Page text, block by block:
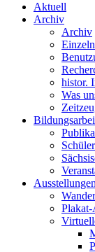
Aktuell
Archiv
Archiv
histor.
Was
Ausstellungen
Plakat-